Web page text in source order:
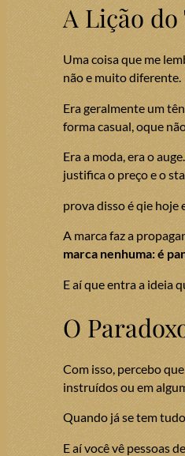
A Lição do
Uma coisa que me
não e muito diferente.
Era geralmente um
forma casual, oque
Era a moda, era o
justifica o preço e o
prova disso é qie hoje
A marca faz a
marca nenhuma: é
E aí que entra a ideia
O
Com isso, percebo
instruídos ou em
Quando já se tem
E aí você vê pessoas